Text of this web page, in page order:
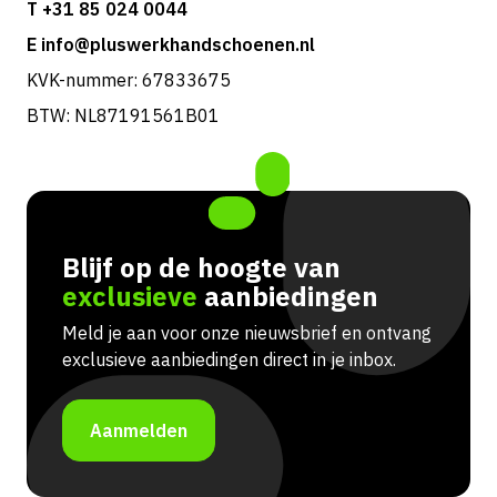
T +31 85 024 0044
E info@pluswerkhandschoenen.nl
KVK-nummer: 67833675
BTW: NL87191561B01
Blijf op de hoogte van
exclusieve aanbiedingen
Meld je aan voor onze nieuwsbrief en ontvang
exclusieve aanbiedingen direct in je inbox.
Aanmelden